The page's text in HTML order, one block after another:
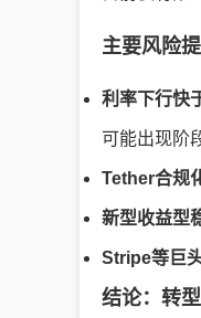
主要风险
利率下行快
可能出现阶
Tether合规
新型收益型
Stripe等巨
结论：转